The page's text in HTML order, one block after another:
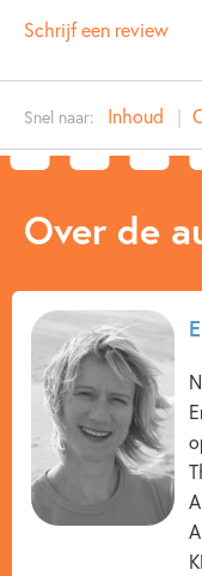
ISBN:
Auteur(s):
Erna
Prijs:
99
Uitgever: Leopold
Kenmerken van e-
12+ jaar 9 – 12
Op & rond school
Schrijf een review
Snel naar: Inhoud
Over de